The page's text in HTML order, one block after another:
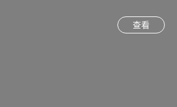
查看